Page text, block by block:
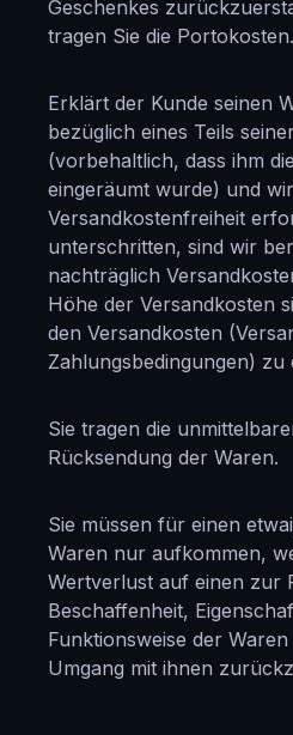
Geschenkes
tragen Sie die Portokosten.
Erklärt der Kunde seinen
bezüglich eines Teils
(vorbehaltlich, dass ihm
eingeräumt wurde) und
Versandkostenfreiheit
unterschritten, sind wir
nachträglich
Höhe der Versandkosten
den Versandkosten
Zahlungsbedingungen) zu
Sie tragen die
Rücksendung der Waren.
Sie müssen für einen
Waren nur aufkommen,
Wertverlust auf einen zur
Beschaffenheit,
Funktionsweise der
Umgang mit ihnen